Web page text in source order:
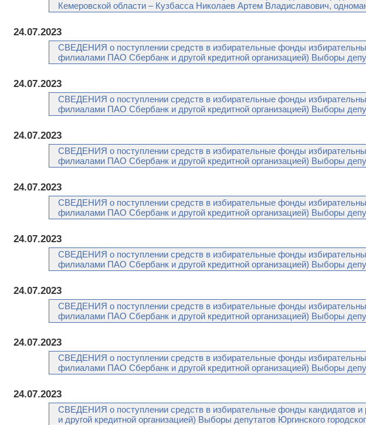
Кемеровской области – Кузбасса Николаев Артем Владиславович,
24.07.2023
СВЕДЕНИЯ о поступлении средств в избирательные фонды
филиалами ПАО Сбербанк и другой кредитной организацией) Выборы
24.07.2023
СВЕДЕНИЯ о поступлении средств в избирательные фонды
филиалами ПАО Сбербанк и другой кредитной организацией) Выборы
24.07.2023
СВЕДЕНИЯ о поступлении средств в избирательные фонды
филиалами ПАО Сбербанк и другой кредитной организацией) Выборы
24.07.2023
СВЕДЕНИЯ о поступлении средств в избирательные фонды
филиалами ПАО Сбербанк и другой кредитной организацией) Выборы
24.07.2023
СВЕДЕНИЯ о поступлении средств в избирательные фонды
филиалами ПАО Сбербанк и другой кредитной организацией) Выборы
24.07.2023
СВЕДЕНИЯ о поступлении средств в избирательные фонды
филиалами ПАО Сбербанк и другой кредитной организацией) Выборы
24.07.2023
СВЕДЕНИЯ о поступлении средств в избирательные фонды
филиалами ПАО Сбербанк и другой кредитной организацией) Выборы
24.07.2023
СВЕДЕНИЯ о поступлении средств в избирательные фонды кандидатов
и другой кредитной организацией) Выборы депутатов Юргинского